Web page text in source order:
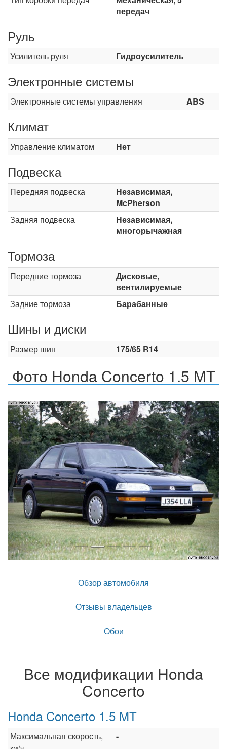
передач
Руль
Усилитель руля Гидроусилитель
Электронные системы
Электронные системы управления ABS
Климат
Управление климатом Нет
Подвеска
Передняя подвеска
Независимая,
McPherson
Задняя подвеска
Независимая,
многорычажная
Тормоза
Передние тормоза
Дисковые,
вентилируемые
Задние тормоза
Барабанные
Шины и диски
Размер шин 175/65 R14
Фото Honda Concerto 1.5 MT
Назад
Обзор автомобиля
Отзывы владельцев
Обои
Все модификации Honda
Concerto
Honda Concerto 1.5 MT
Максимальная скорость, -